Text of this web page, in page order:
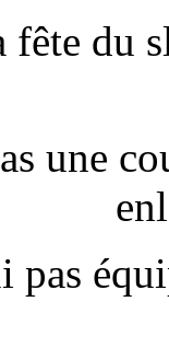
fête du
une
pas